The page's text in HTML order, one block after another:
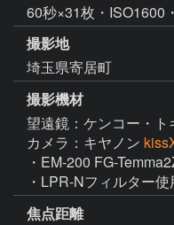
60秒×31枚・ISO1600
撮影地
埼玉県寄居町
撮影機材
望遠鏡：ケンコー・ト
カメラ：キヤノン
・EM-200 FG-
・LPR-Nフィルター使
焦点距離